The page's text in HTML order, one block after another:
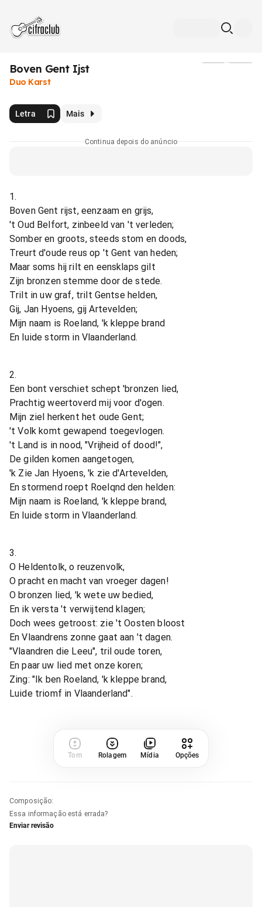
Boven Gent Ijst
Duo Karst
Letra Mais
Continua depois do anúncio
1.
Boven Gent rijst, eenzaam en grijs,
't Oud Belfort, zinbeeld van 't verleden;
Somber en groots, steeds stom en doods,
Treurt d'oude reus op 't Gent van heden;
Maar soms hij rilt en eensklaps gilt
Zijn bronzen stemme door de stede.
Trilt in uw graf, trilt Gentse helden,
Gij, Jan Hyoens, gij Artevelden;
Mijn naam is Roeland, 'k kleppe brand
En luide storm in Vlaanderland.
2.
Een bont verschiet schept 'bronzen lied,
Prachtig weertoverd mij voor d'ogen.
Mijn ziel herkent het oude Gent;
't Volk komt gewapend toegevlogen.
't Land is in nood, "Vrijheid of dood!",
De gilden komen aangetogen,
'k Zie Jan Hyoens, 'k zie d'Artevelden,
En stormend roept Roelqnd den helden:
Mijn naam is Roeland, 'k kleppe brand,
En luide storm in Vlaanderland.
3.
O Heldentolk, o reuzenvolk,
O pracht en macht van vroeger dagen!
O bronzen lied, 'k wete uw bedied,
En ik versta 't verwijtend klagen;
Doch wees getroost: zie 't Oosten bloost
En Vlaandrens zonne gaat aan 't dagen.
"Vlaandren die Leeu", tril oude toren,
En paar uw lied met onze koren;
Zing: "Ik ben Roeland, 'k kleppe brand,
Luide triomf in Vlaanderland".
Tom Rolagem Mídia Opções
Composição:
Essa informação está errada?
Enviar revisão